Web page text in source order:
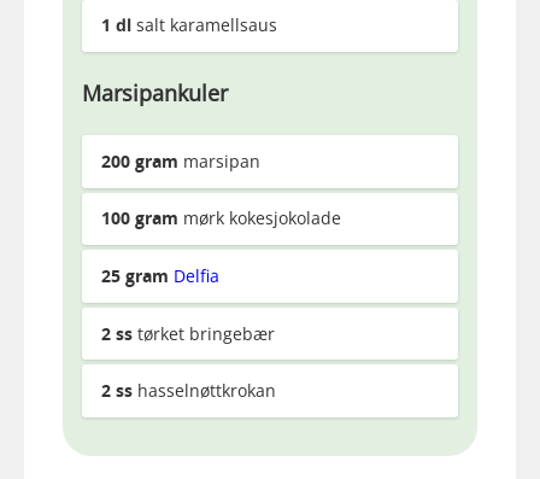
1 dl salt karamellsaus
Marsipankuler
200 gram marsipan
100 gram mørk kokesjokolade
25 gram Delfia
2 ss tørket bringebær
2 ss hasselnøttkrokan